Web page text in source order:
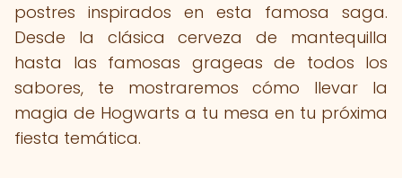
postres inspirados en esta famosa saga.
Desde la clásica cerveza de mantequilla
hasta las famosas grageas de todos los
sabores, te mostraremos cómo llevar la
magia de Hogwarts a tu mesa en tu próxima
fiesta temática.